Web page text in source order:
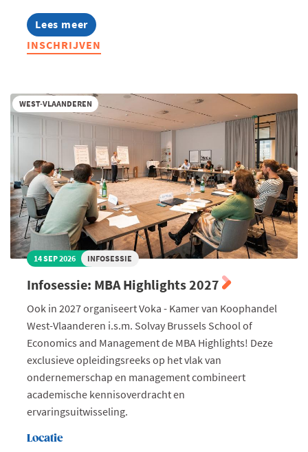
Lees meer
about
Opleiding:
Het
opfrissing
basisregels
nieuwigheden)
INSCHRIJVEN
WEST-VLAANDEREN
14 SEP 2026 INFOSESSIE
Infosessie: MBA Highlights 2027
Ook in 2027 organiseert Voka - Kamer van Koophandel
West-Vlaanderen i.s.m. Solvay Brussels School of
Economics and Management de MBA Highlights! Deze
exclusieve opleidingsreeks op het vlak van
ondernemerschap en management combineert
academische kennisoverdracht en
ervaringsuitwisseling.
Locatie